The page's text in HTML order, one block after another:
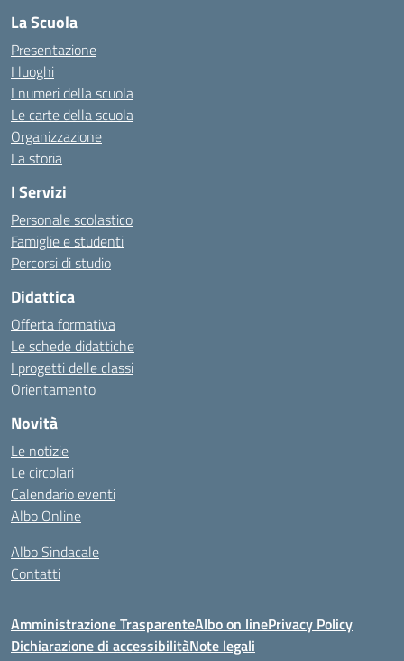
La Scuola
Presentazione
I luoghi
I numeri della scuola
Le carte della scuola
Organizzazione
La storia
I Servizi
Personale scolastico
Famiglie e studenti
Percorsi di studio
Didattica
Offerta formativa
Le schede didattiche
I progetti delle classi
Orientamento
Novità
Le notizie
Le circolari
Calendario eventi
Albo Online
Albo Sindacale
Contatti
Amministrazione TrasparenteAlbo on linePrivacy Policy
Dichiarazione di accessibilitàNote legali